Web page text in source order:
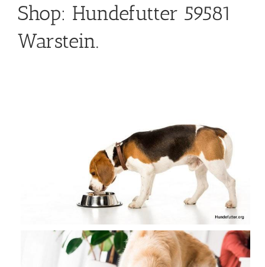
Shop: Hundefutter 59581
Warstein.